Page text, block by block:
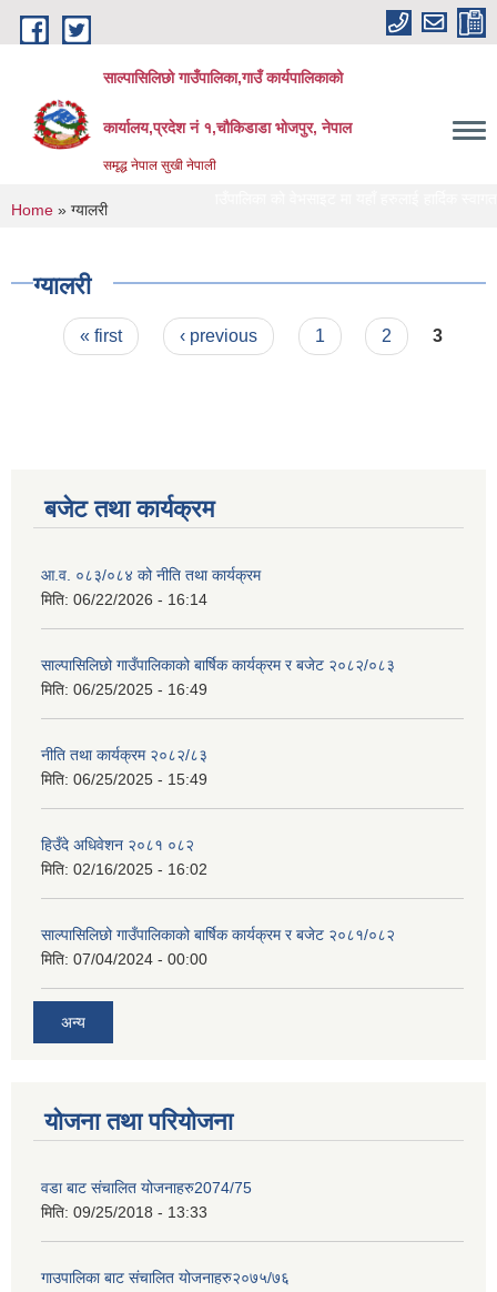
Skip to main content
साल्पासिलिछो गाउँपालिका,गाउँ कार्यपालिकाको
कार्यालय,प्रदेश नं १,चौकिडाडा भोजपुर, नेपाल
समृद्ध नेपाल सुखी नेपाली
साल्पासिलिछो गाउँपालिका को वेभसाइट मा यहाँ हरुलाई हार्दिक स्वागत छ
You are here
Home » ग्यालरी
ग्यालरी
Pages
« first ‹ previous 1 2 3
बजेट तथा कार्यक्रम
आ.व. ०८३/०८४ को नीति तथा कार्यक्रम
मिति: 06/22/2026 - 16:14
साल्पासिलिछो गाउँपालिकाको बार्षिक कार्यक्रम र बजेट २०८२/०८३
मिति: 06/25/2025 - 16:49
नीति तथा कार्यक्रम २०८२/८३
मिति: 06/25/2025 - 15:49
हिउँदे अधिवेशन २०८१ ०८२
मिति: 02/16/2025 - 16:02
साल्पासिलिछो गाउँपालिकाको बार्षिक कार्यक्रम र बजेट २०८१/०८२
मिति: 07/04/2024 - 00:00
अन्य
योजना तथा परियोजना
वडा बाट संचालित योजनाहरु2074/75
मिति: 09/25/2018 - 13:33
गाउपालिका बाट संचालित योजनाहरु२०७५/७६